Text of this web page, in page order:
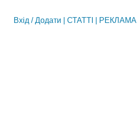
Вхід /Додати СТАТТІ РЕКЛАМА